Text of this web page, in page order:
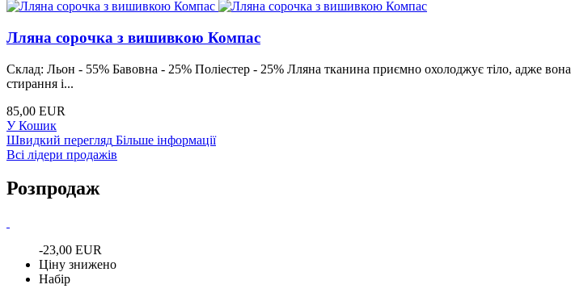
Лляна сорочка з вишивкою Компас
Склад: Льон - 55% Бавовна - 25% Поліестер - 25% Лляна тканина приємно охолоджує тіло, адже
стирання і...
85,00 EUR
У Кошик
Швидкий перегляд Більше інформації
Всі лідери продажів
Розпродаж
-23,00 EUR
Ціну знижено
Набір